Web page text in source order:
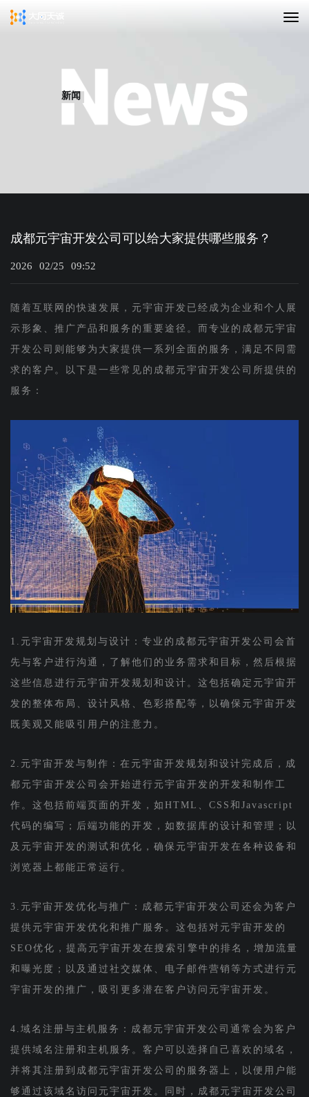
新闻
成都元宇宙开发公司可以给大家提供哪些服务？
2026 02/25 09:52
随着互联网的快速发展，元宇宙开发已经成为企业和个人展
示形象、推广产品和服务的重要途径。而专业的成都元宇宙
开发公司则能够为大家提供一系列全面的服务，满足不同需
求的客户。以下是一些常见的成都元宇宙开发公司所提供的
服务：
1.元宇宙开发规划与设计：专业的成都元宇宙开发公司会首
先与客户进行沟通，了解他们的业务需求和目标，然后根据
这些信息进行元宇宙开发规划和设计。这包括确定元宇宙开
发的整体布局、设计风格、色彩搭配等，以确保元宇宙开发
既美观又能吸引用户的注意力。
2.元宇宙开发与制作：在元宇宙开发规划和设计完成后，成
都元宇宙开发公司会开始进行元宇宙开发的开发和制作工
作。这包括前端页面的开发，如HTML、CSS和Javascript
代码的编写；后端功能的开发，如数据库的设计和管理；以
及元宇宙开发的测试和优化，确保元宇宙开发在各种设备和
浏览器上都能正常运行。
3.元宇宙开发优化与推广：成都元宇宙开发公司还会为客户
提供元宇宙开发优化和推广服务。这包括对元宇宙开发的
SEO优化，提高元宇宙开发在搜索引擎中的排名，增加流量
和曝光度；以及通过社交媒体、电子邮件营销等方式进行元
宇宙开发的推广，吸引更多潜在客户访问元宇宙开发。
4.域名注册与主机服务：成都元宇宙开发公司通常会为客户
提供域名注册和主机服务。客户可以选择自己喜欢的域名，
并将其注册到成都元宇宙开发公司的服务器上，以便用户能
够通过该域名访问元宇宙开发。同时，成都元宇宙开发公司